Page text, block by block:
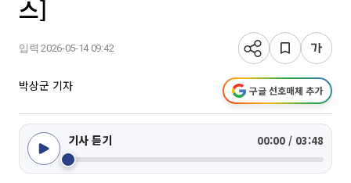
스]
입력 2026-05-14 09:42
박상군 기자 구글 선호매체 추가
기사 듣기 00:00 / 03:48